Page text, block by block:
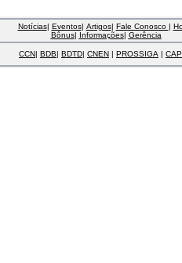
Notícias| Eventos| Artigos| Fale Conosco |
Bônus| Informações| Gerência
CCN| BDB| BDTD| CNEN | PROSSIGA |